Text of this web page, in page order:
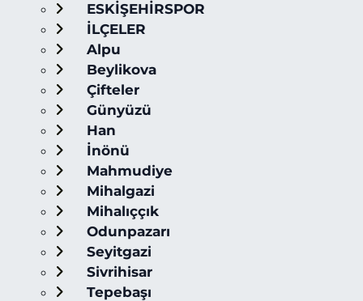
ESKİŞEHİRSPOR
İLÇELER
Alpu
Beylikova
Çifteler
Günyüzü
Han
İnönü
Mahmudiye
Mihalgazi
Mihalıççık
Odunpazarı
Seyitgazi
Sivrihisar
Tepebaşı